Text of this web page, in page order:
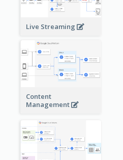
Live Streaming
Content
Management